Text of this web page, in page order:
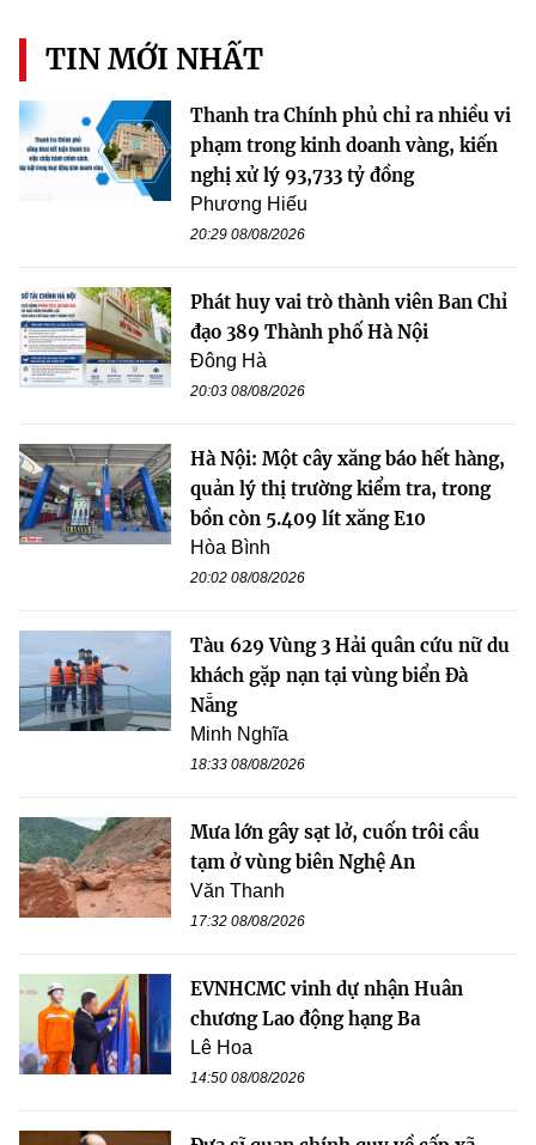
TIN MỚI NHẤT
Thanh tra Chính phủ chỉ ra nhiều vi
phạm trong kinh doanh vàng, kiến
nghị xử lý 93,733 tỷ đồng
Phương Hiếu
20:29 08/08/2026
Phát huy vai trò thành viên Ban Chỉ
đạo 389 Thành phố Hà Nội
Đông Hà
20:03 08/08/2026
Hà Nội: Một cây xăng báo hết hàng,
quản lý thị trường kiểm tra, trong
bồn còn 5.409 lít xăng E10
Hòa Bình
20:02 08/08/2026
Tàu 629 Vùng 3 Hải quân cứu nữ du
khách gặp nạn tại vùng biển Đà
Nẵng
Minh Nghĩa
18:33 08/08/2026
Mưa lớn gây sạt lở, cuốn trôi cầu
tạm ở vùng biên Nghệ An
Văn Thanh
17:32 08/08/2026
EVNHCMC vinh dự nhận Huân
chương Lao động hạng Ba
Lê Hoa
14:50 08/08/2026